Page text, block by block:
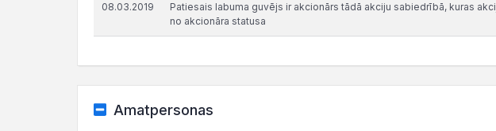
08.03.2019
Patiesais labuma guvējs ir akcionārs tādā akciju sabiedrībā, kuras
no akcionāra statusa
Amatpersonas